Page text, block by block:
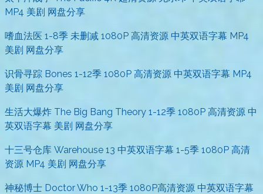
MP4 美剧 网盘分享
嗜血法医 1-8季 未删减 1080P 高清资源 中英双语字幕 MP4
美剧 网盘分享
识骨寻踪 Bones 1-12季 1080P 高清资源 中英双语字幕 MP4
美剧 网盘分享
生活大爆炸 The Big Bang Theory 1-12季 1080P 高清资源 中
英双语字幕 美剧 网盘分享
十三号仓库 Warehouse 13 中英双语字幕 1-5季 1080P 高清
资源 MP4 美剧 网盘分享
神秘博士 Doctor Who 1-13季 1080P高清资源 中英双语字幕